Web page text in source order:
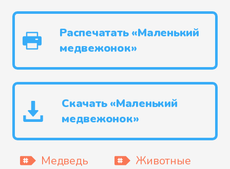
Распечатать «Маленький
медвежонок»
Скачать «Маленький
медвежонок»
Медведь
Животные